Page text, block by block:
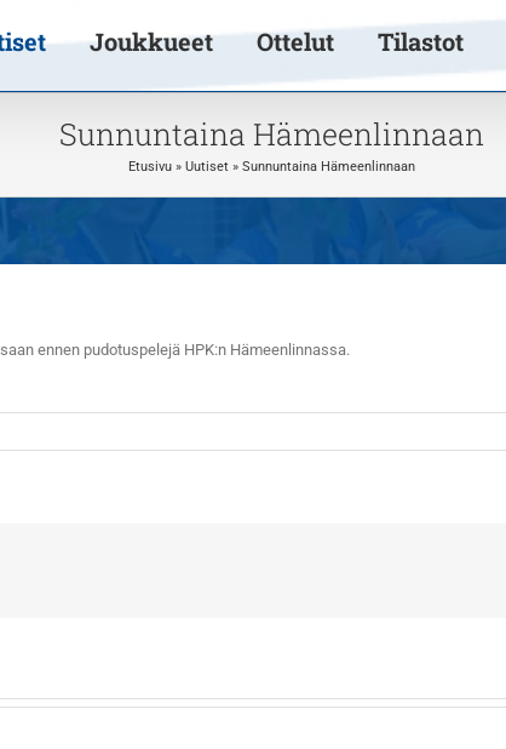
Joukkueet Ottelut Tilastot
Sunnuntaina Hämeenlinnaan
Etusivu» Uutiset» Sunnuntaina Hämeenlinnaan
ennen pudotuspelejä HPK:n Hämeenlinnassa.